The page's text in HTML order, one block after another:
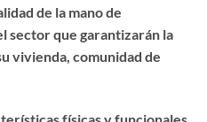
de la mano de
sector que garantizarán la
vivienda, comunidad de